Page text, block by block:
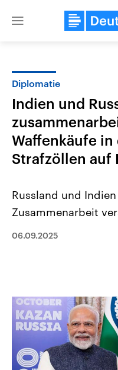
Close
Landtagswahl Sachsen-
2026
Sachsen-Anhalt wählt am
Bundesland von einer
und Hintergründe zu den
und Kandidaten der
Wahl.
Sendungen
Audio-Archiv
Diplomatie
Indien und
Waffenkäufe in
Strafzöllen auf
Russland und
Zusammenarbeit
06.09.2025